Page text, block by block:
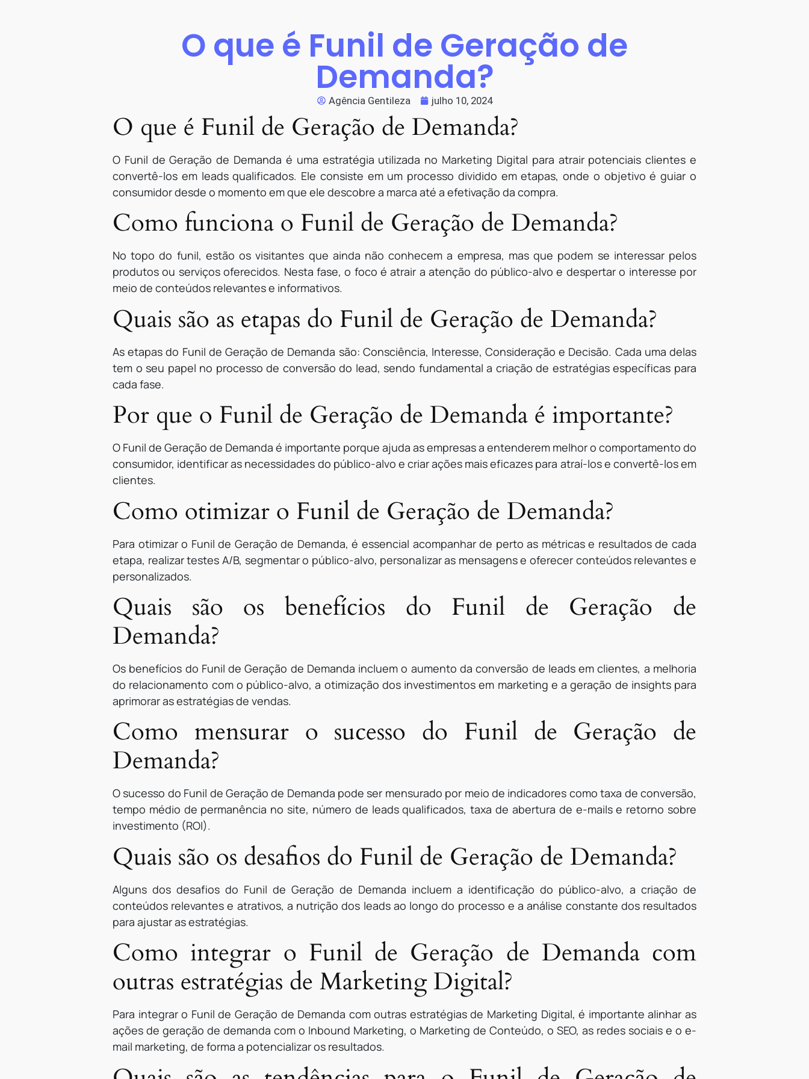
O que é Funil de Geração de
Demanda?
Agência Gentileza julho 10, 2024
O que é Funil de Geração de Demanda?
O Funil de Geração de Demanda é uma estratégia utilizada no Marketing Digital para atrair potenciais clientes e
convertê-los em leads qualificados. Ele consiste em um processo dividido em etapas, onde o objetivo é guiar o
consumidor desde o momento em que ele descobre a marca até a efetivação da compra.
Como funciona o Funil de Geração de Demanda?
No topo do funil, estão os visitantes que ainda não conhecem a empresa, mas que podem se interessar pelos
produtos ou serviços oferecidos. Nesta fase, o foco é atrair a atenção do público-alvo e despertar o interesse por
meio de conteúdos relevantes e informativos.
Quais são as etapas do Funil de Geração de Demanda?
As etapas do Funil de Geração de Demanda são: Consciência, Interesse, Consideração e Decisão. Cada uma delas
tem o seu papel no processo de conversão do lead, sendo fundamental a criação de estratégias específicas para
cada fase.
Por que o Funil de Geração de Demanda é importante?
O Funil de Geração de Demanda é importante porque ajuda as empresas a entenderem melhor o comportamento do
consumidor, identificar as necessidades do público-alvo e criar ações mais eficazes para atraí-los e convertê-los em
clientes.
Como otimizar o Funil de Geração de Demanda?
Para otimizar o Funil de Geração de Demanda, é essencial acompanhar de perto as métricas e resultados de cada
etapa, realizar testes A/B, segmentar o público-alvo, personalizar as mensagens e oferecer conteúdos relevantes e
personalizados.
Quais são os benefícios do Funil de Geração de
Demanda?
Os benefícios do Funil de Geração de Demanda incluem o aumento da conversão de leads em clientes, a melhoria
do relacionamento com o público-alvo, a otimização dos investimentos em marketing e a geração de insights para
aprimorar as estratégias de vendas.
Como mensurar o sucesso do Funil de Geração de
Demanda?
O sucesso do Funil de Geração de Demanda pode ser mensurado por meio de indicadores como taxa de conversão,
tempo médio de permanência no site, número de leads qualificados, taxa de abertura de e-mails e retorno sobre
investimento (ROI).
Quais são os desafios do Funil de Geração de Demanda?
Alguns dos desafios do Funil de Geração de Demanda incluem a identificação do público-alvo, a criação de
conteúdos relevantes e atrativos, a nutrição dos leads ao longo do processo e a análise constante dos resultados
para ajustar as estratégias.
Como integrar o Funil de Geração de Demanda com
outras estratégias de Marketing Digital?
Para integrar o Funil de Geração de Demanda com outras estratégias de Marketing Digital, é importante alinhar as
ações de geração de demanda com o Inbound Marketing, o Marketing de Conteúdo, o SEO, as redes sociais e o e-
mail marketing, de forma a potencializar os resultados.